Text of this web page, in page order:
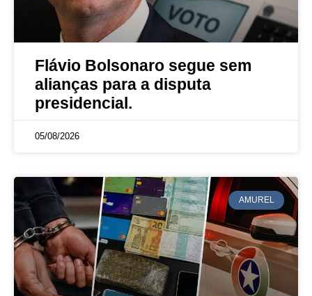
Flávio Bolsonaro segue sem
alianças para a disputa
presidencial.
05/08/2026
AMUREL